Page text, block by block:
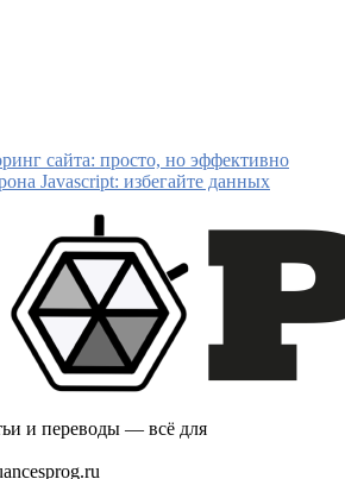
сайта: просто, но эффективно
Javascript: избегайте данных
и переводы — всё для